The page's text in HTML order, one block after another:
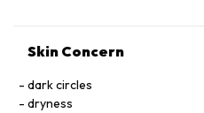
IONONE, CITRONELLOL,
40 (CI 16035).160517
Skin Concern
dark circles
dryness